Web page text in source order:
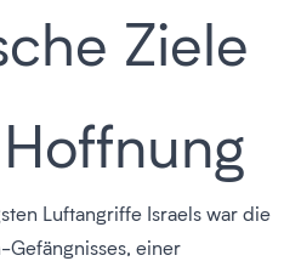
Ziele
Luftangriffe Israels war die
einer